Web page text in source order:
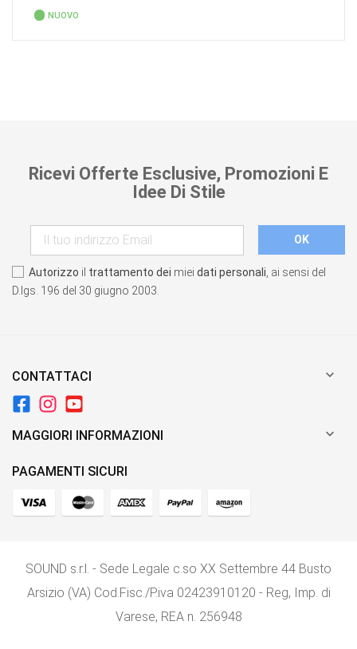
NUOVO
Ricevi Offerte Esclusive, Promozioni E
Idee Di Stile
Autorizzo il trattamento dei miei dati personali , ai sensi del
D.lgs. 196 del 30 giugno 2003.
CONTATTACI 
MAGGIORI INFORMAZIONI 
PAGAMENTI SICURI
SOUND s.r.l. - Sede Legale c.so XX Settembre 44 Busto
Arsizio (VA) Cod.Fisc./P.iva 02423910120 - Reg, Imp. di
Varese, REA n. 256948